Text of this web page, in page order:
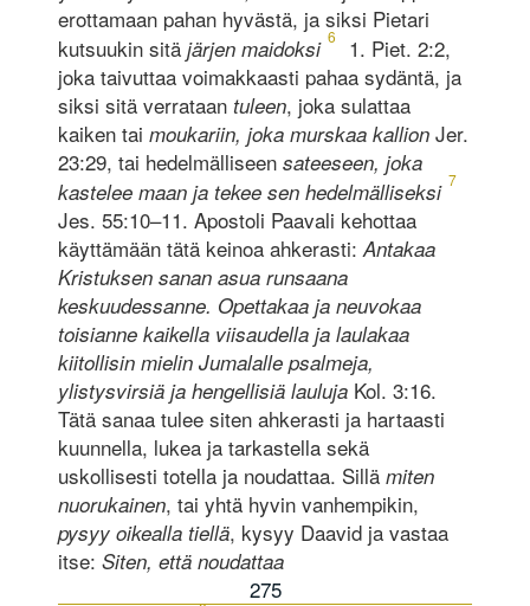
erottamaan pahan hyvästä, ja siksi Pietari
kutsuukin sitä järjen maidoksi 6
1. Piet. 2:2,
joka taivuttaa voimakkaasti pahaa sydäntä, ja
siksi sitä verrataan tuleen, joka sulattaa
kaiken tai moukariin, joka murskaa kallionJer.
23:29, tai hedelmälliseen sateeseen, joka
kastelee maan ja tekee sen hedelmälliseksi 7
Jes. 55:10–11. Apostoli Paavali kehottaa
käyttämään tätä keinoa ahkerasti: Antakaa
Kristuksen sanan asua runsaana
keskuudessanne. Opettakaa ja neuvokaa
toisianne kaikella viisaudella ja laulakaa
kiitollisin mielin Jumalalle psalmeja,
ylistysvirsiä ja hengellisiä laulujaKol. 3:16.
Tätä sanaa tulee siten ahkerasti ja hartaasti
kuunnella, lukea ja tarkastella sekä
uskollisesti totella ja noudattaa. Sillä miten
nuorukainen, tai yhtä hyvin vanhempikin,
pysyy oikealla tiellä, kysyy Daavid ja vastaa
itse: Siten, että noudattaa
275